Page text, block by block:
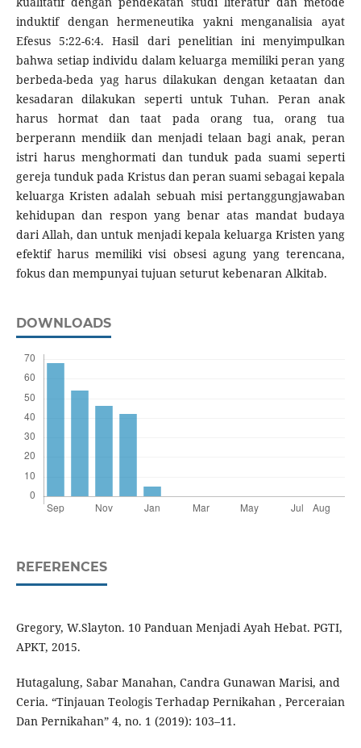
induktif dengan hermeneutika yakni menganalisia ayat
Efesus 5:22-6:4. Hasil dari penelitian ini menyimpulkan
bahwa setiap individu dalam keluarga memiliki peran yang
berbeda-beda yag harus dilakukan dengan ketaatan dan
kesadaran dilakukan seperti untuk Tuhan. Peran anak
harus hormat dan taat pada orang tua, orang tua
berperann mendiik dan menjadi telaan bagi anak, peran
istri harus menghormati dan tunduk pada suami seperti
gereja tunduk pada Kristus dan peran suami sebagai kepala
keluarga Kristen adalah sebuah misi pertanggungjawaban
kehidupan dan respon yang benar atas mandat budaya
dari Allah, dan untuk menjadi kepala keluarga Kristen yang
efektif harus memiliki visi obsesi agung yang terencana,
fokus dan mempunyai tujuan seturut kebenaran Alkitab.
DOWNLOADS
REFERENCES
Gregory, W.Slayton. 10 Panduan Menjadi Ayah Hebat. PGTI,
APKT, 2015.
Hutagalung, Sabar Manahan, Candra Gunawan Marisi, and
Ceria. “Tinjauan Teologis Terhadap Pernikahan , Perceraian
Dan Pernikahan” 4, no. 1 (2019): 103–11.